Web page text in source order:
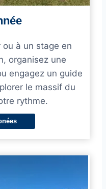
à un stage en
organisez une
engagez un guide
le massif du
rythme.